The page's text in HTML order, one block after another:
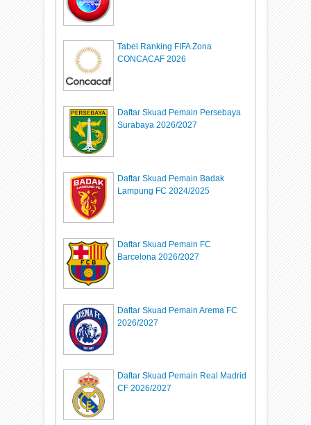
Tabel Ranking FIFA Zona
CONCACAF 2026
Daftar Skuad Pemain Persebaya
Surabaya 2026/2027
Daftar Skuad Pemain Badak
Lampung FC 2024/2025
Daftar Skuad Pemain FC
Barcelona 2026/2027
Daftar Skuad Pemain Arema FC
2026/2027
Daftar Skuad Pemain Real Madrid
CF 2026/2027